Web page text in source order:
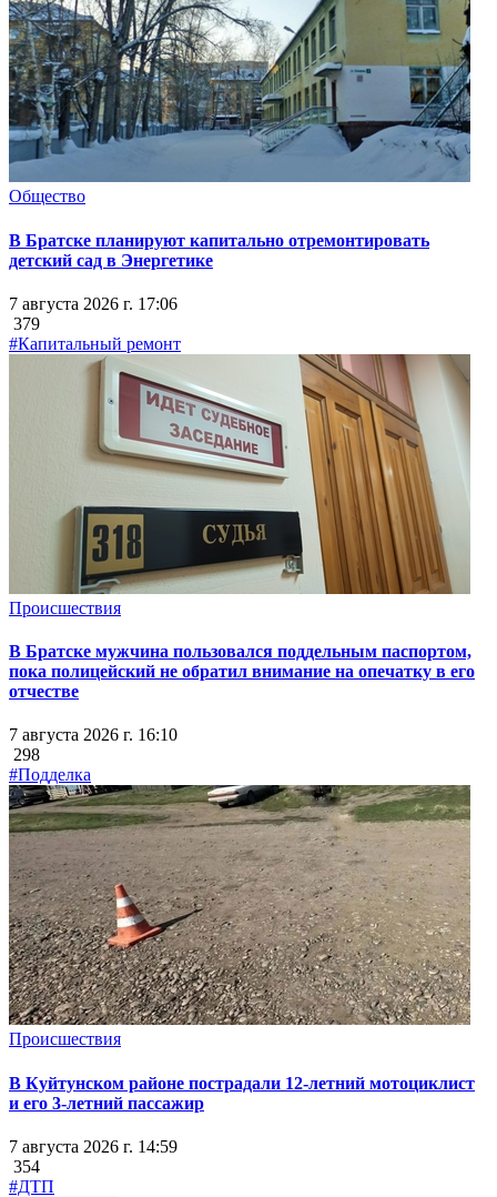
Общество
В Братске планируют капитально отремонтировать
детский сад в Энергетике
7 августа 2026 г. 17:06
379
#Капитальный ремонт
Происшествия
В Братске мужчина пользовался поддельным паспортом,
пока полицейский не обратил внимание на опечатку в его
отчестве
7 августа 2026 г. 16:10
298
#Подделка
Происшествия
В Куйтунском районе пострадали 12-летний мотоциклист
и его 3-летний пассажир
7 августа 2026 г. 14:59
354
#ДТП